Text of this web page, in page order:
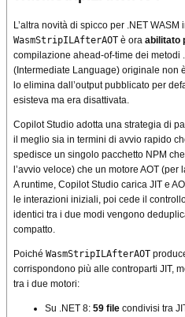
L’altra novità di spicco per .NET WASM
WasmStripILAfterAOT è ora abilitato
compilazione ahead-of-time dei metodi
(Intermediate Language) originale non
lo elimina dall’output pubblicato per
esisteva ma era disattivata.
Copilot Studio adotta una strategia di
il meglio sia in termini di avvio rapido
spedisce un singolo pacchetto NPM
l’avvio veloce) che un motore AOT
A runtime, Copilot Studio carica JIT e
le interazioni iniziali, poi cede il
identici tra i due modi vengono
compatto.
Poiché WasmStripILAfterAOT
corrispondono più alle controparti JIT,
tra i due motori:
Su .NET 8: 59 file condivisi tra